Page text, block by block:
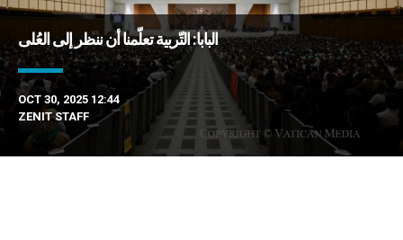
البابا: التّربية تعلّمنا أن ننظر إلى العُلى
OCT 30, 2025 12:44
ZENIT STAFF